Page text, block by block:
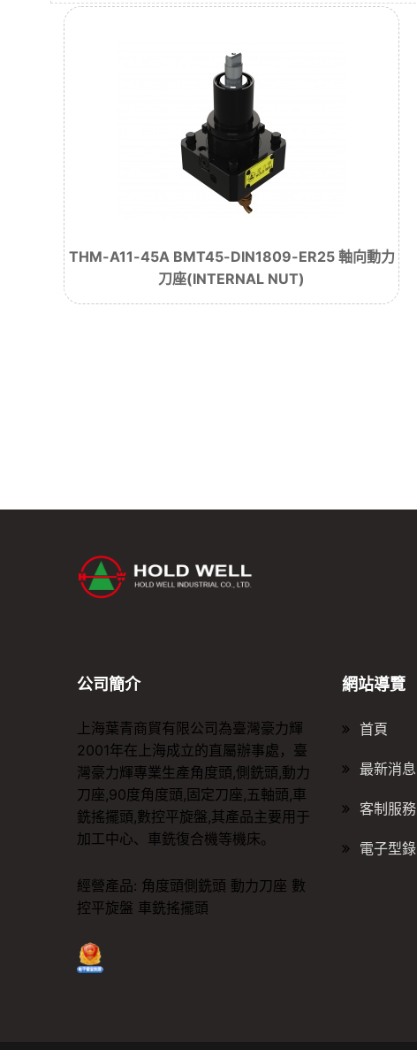
THM-A11-45A BMT45-DIN1809-ER25 軸向動力
刀座(INTERNAL NUT)
公司簡介
上海葉青商貿有限公司為臺灣豪力輝
2001年在上海成立的直屬辦事處，臺
灣豪力輝專業生產角度頭,側銑頭,動力
刀座,90度角度頭,固定刀座,五軸頭,車
銑搖擺頭,數控平旋盤,其產品主要用于
加工中心、車銑復合機等機床。
經營產品: 角度頭側銑頭 動力刀座 數
控平旋盤 車銑搖擺頭
網站導覽
首頁
最新消息
客制服務
電子型錄